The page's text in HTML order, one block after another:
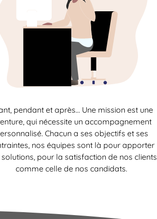
pendant et après… Une mission est une
qui nécessite un accompagnement
Chacun a ses objectifs et ses
nos équipes sont là pour apporter
pour la satisfaction de nos clients
comme celle de nos candidats.